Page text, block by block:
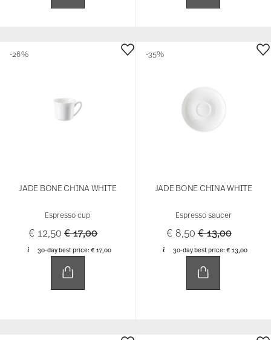
JADE BONE CHINA WHITE
Espresso cup
€ 12,50Price reduced from
€ 17,00to
30-day best price: € 17,00
-26%
JADE BONE CHINA WHITE
Espresso saucer
€ 8,50Price reduced
€ 13,00to
30-day best price: € 13,00
-35%